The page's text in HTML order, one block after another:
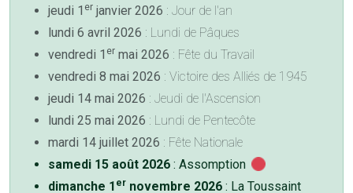
jeudi 1 er janvier 2026 : Jour de l'an
lundi 6 avril 2026 : Lundi de Pâques
vendredi 1 er mai 2026 : Fête du Travail
vendredi 8 mai 2026 : Victoire des Alliés de 1945
jeudi 14 mai 2026 : Jeudi de l'Ascension
lundi 25 mai 2026 : Lundi de Pentecôte
mardi 14 juillet 2026 : Fête Nationale
samedi 15 août 2026 : Assomption
dimanche 1 er novembre 2026 : La Toussaint